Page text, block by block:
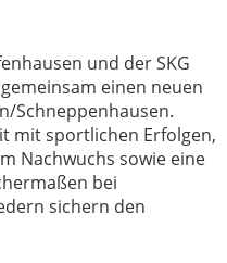
und der SKG
einen neuen
Schneppenhausen.
mit sportlichen Erfolgen,
Nachwuchs sowie eine
bei
sichern den